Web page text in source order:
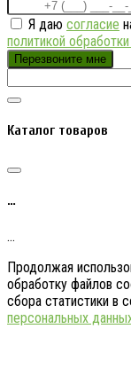
Я даю согласие
политикой
Перезвоните мне
Каталог товаров
…
…
Продолжая
обработку файлов
сбора статистики в
персональных